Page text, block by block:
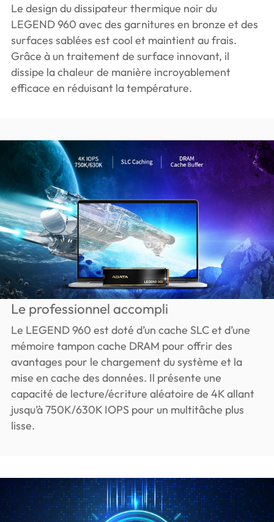
Le design du dissipateur thermique noir du
LEGEND 960 avec des garnitures en bronze et des
surfaces sablées est cool et maintient au frais.
Grâce à un traitement de surface innovant, il
dissipe la chaleur de manière incroyablement
efficace en réduisant la température.
Le professionnel accompli
Le LEGEND 960 est doté d’un cache SLC et d’une
mémoire tampon cache DRAM pour offrir des
avantages pour le chargement du système et la
mise en cache des données. Il présente une
capacité de lecture/écriture aléatoire de 4K allant
jusqu’à 750K/630K IOPS pour un multitâche plus
lisse.